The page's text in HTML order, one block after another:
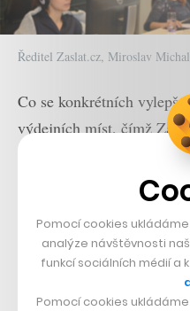
Ředitel Zaslat.cz, Miroslav
Co se konkrétních
výdejních míst, čímž
výhodu klasické pošty –
vyzvednout na určité
vybrat přepravce podle
Servis by měl být brzy
bude možné donést svou
Pomocí cookies
analýze návštěvnosti
funkcí sociálních médií a
Pomocí cookies